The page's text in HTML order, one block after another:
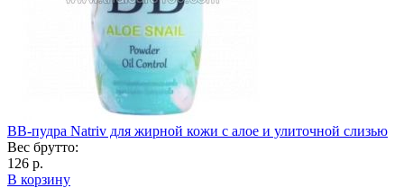
ВВ-пудра Natriv для жирной кожи с алое и улиточной слизью
Вес брутто:
126 р.
В корзину